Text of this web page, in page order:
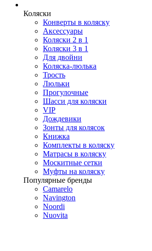
Коляски
Конверты в коляску
Аксессуары
Коляски 2 в 1
Коляски 3 в 1
Для двойни
Коляска-люлька
Трость
Люльки
Прогулочные
Шасси для коляски
VIP
Дождевики
Зонты для колясок
Книжка
Комплекты в коляску
Матрасы в коляску
Москитные сетки
Муфты на коляску
Популярные бренды
Camarelo
Navington
Noordi
Nuovita